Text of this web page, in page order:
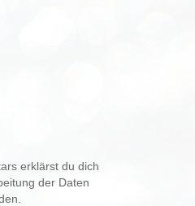
erklärst du dich
der Daten